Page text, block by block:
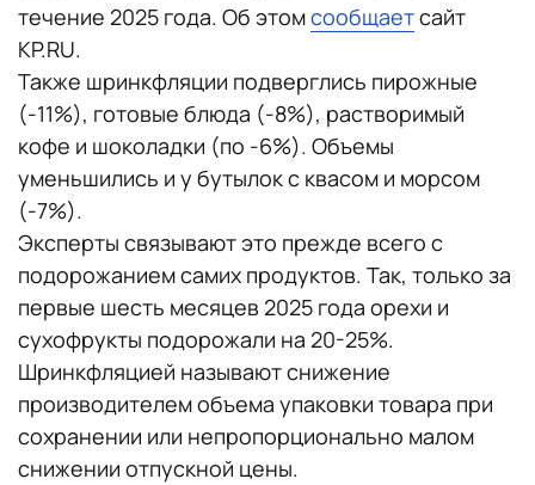
течение 2025 года. Об этомсообщаетсайт
KP.RU.
Также шринкфляции подверглись пирожные
(-11%), готовые блюда (-8%), растворимый
кофе и шоколадки (по -6%). Объемы
уменьшились и у бутылок с квасом и морсом
(-7%).
Эксперты связывают это прежде всего с
подорожанием самих продуктов. Так, только за
первые шесть месяцев 2025 года орехи и
сухофрукты подорожали на 20-25%.
Шринкфляцией называют снижение
производителем объема упаковки товара при
сохранении или непропорционально малом
снижении отпускной цены.